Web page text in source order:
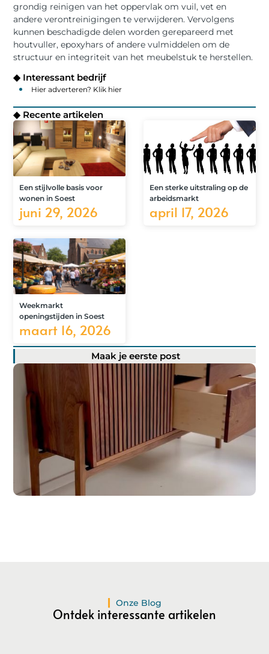
grondig reinigen van het oppervlak om vuil, vet en
andere verontreinigingen te verwijderen. Vervolgens
kunnen beschadigde delen worden gerepareerd met
houtvuller, epoxyhars of andere vulmiddelen om de
structuur en integriteit van het meubelstuk te herstellen.
◆ Interessant bedrijf
Hier adverteren? Klik hier
◆ Recente artikelen
Een stijlvolle basis voor
wonen in Soest
juni 29, 2026
Een sterke uitstraling op de
arbeidsmarkt
april 17, 2026
Weekmarkt
openingstijden in Soest
maart 16, 2026
Maak je eerste post
Onze Blog
Ontdek interessante artikelen